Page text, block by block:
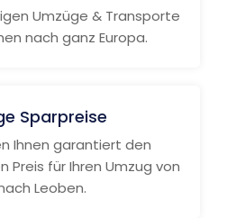
Umzüge & Transporte
nach ganz Europa.
Sparpreise
Ihnen garantiert den
Preis für Ihren Umzug von
Leoben.